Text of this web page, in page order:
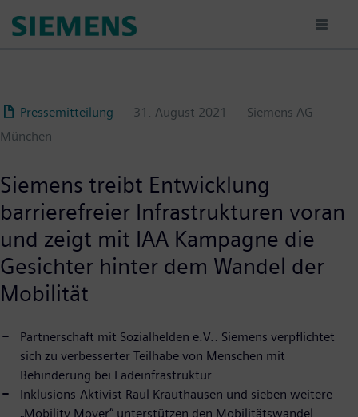
para
Pressemitteilung
31. August 2021
Siemens AG
München
Siemens treibt Entwicklung
barrierefreier Infrastrukturen voran
und zeigt mit IAA Kampagne die
Gesichter hinter dem Wandel der
Mobilität
Partnerschaft mit Sozialhelden e.V.: Siemens verpflichtet
sich zu verbesserter Teilhabe von Menschen mit
Behinderung bei Ladeinfrastruktur
Inklusions-Aktivist Raul Krauthausen und sieben weitere
„Mobility Mover“ unterstützen den Mobilitätswandel